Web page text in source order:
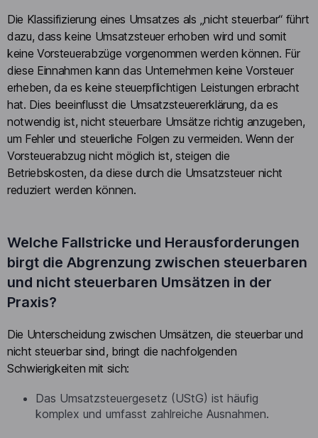
Die Klassifizierung eines Umsatzes als „nicht steuerbar“ führt
dazu, dass keine Umsatzsteuer erhoben wird und somit
keine Vorsteuerabzüge vorgenommen werden können. Für
diese Einnahmen kann das Unternehmen keine Vorsteuer
erheben, da es keine steuerpflichtigen Leistungen erbracht
hat. Dies beeinflusst die Umsatzsteuererklärung, da es
notwendig ist, nicht steuerbare Umsätze richtig anzugeben,
um Fehler und steuerliche Folgen zu vermeiden. Wenn der
Vorsteuerabzug nicht möglich ist, steigen die
Betriebskosten, da diese durch die Umsatzsteuer nicht
reduziert werden können.
Welche Fallstricke und Herausforderungen
birgt die Abgrenzung zwischen steuerbaren
und nicht steuerbaren Umsätzen in der
Praxis?
Die Unterscheidung zwischen Umsätzen, die steuerbar und
nicht steuerbar sind, bringt die nachfolgenden
Schwierigkeiten mit sich:
Das Umsatzsteuergesetz (UStG) ist häufig
komplex und umfasst zahlreiche Ausnahmen.